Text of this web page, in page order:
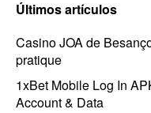
Últimos artículos
Casino JOA de
pratique
1xBet Mobile Log In
Account & Data